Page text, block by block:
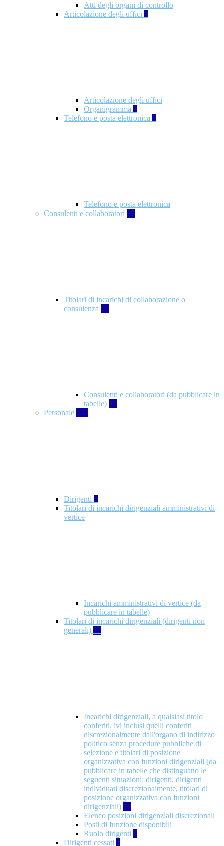
Atti degli organi di controllo
Articolazione degli uffici 9
Articolazione degli uffici
Organigramma 1
Telefono e posta elettronica 1
Telefono e posta elettronica
Consulenti e collaboratori 57
Titolari di incarichi di collaborazione o
consulenza 57
Consulenti e collaboratori (da pubblicare in
tabelle) 49
Personale 660
Dirigenti 1
Titolari di incarichi dirigenziali amministrativi di
vertice
Incarichi amministrativi di vertice (da
pubblicare in tabelle)
Titolari di incarichi dirigenziali (dirigenti non
generali) 17
Incarichi dirigenziali, a qualsiasi titolo
conferiti, ivi inclusi quelli conferiti
discrezionalmente dall'organo di indirizzo
politico senza procedure pubbliche di
selezione e titolari di posizione
organizzativa con funzioni dirigenziali (da
pubblicare in tabelle che distinguano le
seguenti situazioni: dirigenti, dirigenti
individuati discrezionalmente, titolari di
posizione organizzativa con funzioni
dirigenziali) 10
Elenco posizioni dirigenziali discrezionali
Posti di funzione disponibili
Ruolo dirigenti 7
Dirigenti cessati 1